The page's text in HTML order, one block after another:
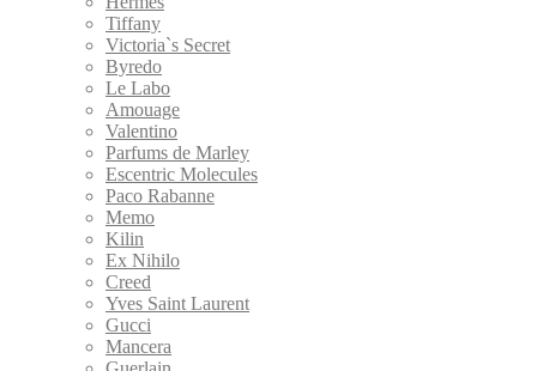
Tiffany
Victoria`s Secret
Byredo
Le Labo
Amouage
Valentino
Parfums de Marley
Escentric Molecules
Paco Rabanne
Memo
Kilin
Ex Nihilo
Creed
Yves Saint Laurent
Gucci
Mancera